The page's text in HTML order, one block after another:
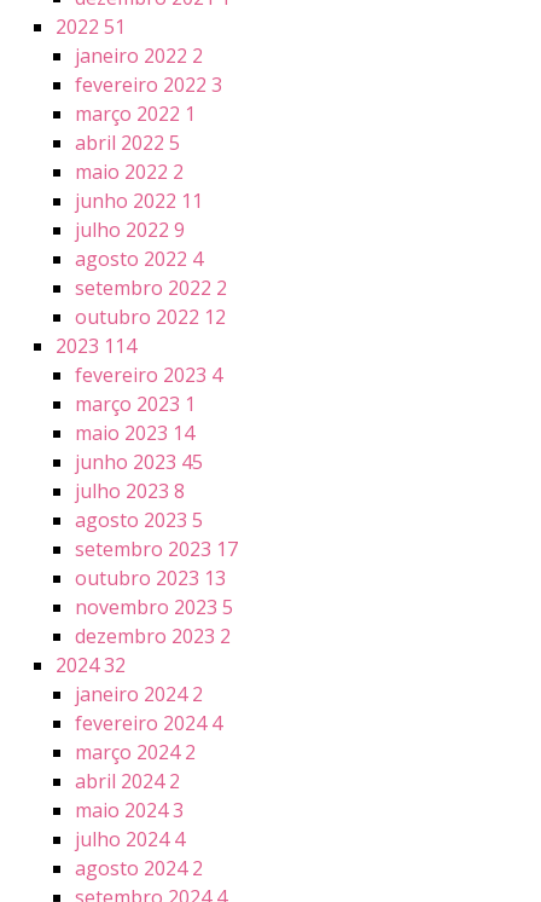
2022 51
janeiro 2022 2
fevereiro 2022 3
março 2022 1
abril 2022 5
maio 2022 2
junho 2022 11
julho 2022 9
agosto 2022 4
setembro 2022 2
outubro 2022 12
2023 114
fevereiro 2023 4
março 2023 1
maio 2023 14
junho 2023 45
julho 2023 8
agosto 2023 5
setembro 2023 17
outubro 2023 13
novembro 2023 5
dezembro 2023 2
202432
janeiro 20242
fevereiro 20244
março 20242
abril 20242
maio 20243
julho 20244
agosto 20242
setembro 20244